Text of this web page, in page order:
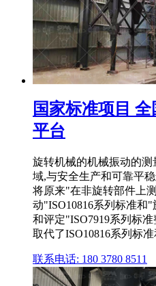
国家标准项目
平台
旋转机械的机械振动的
域,与安全生产和可靠平
将原来"在非旋转部件上
动"ISO10816系列标准和
和评定"ISO7919系列标
取代了ISO10816系列标
联系电话: 180 3780 8511